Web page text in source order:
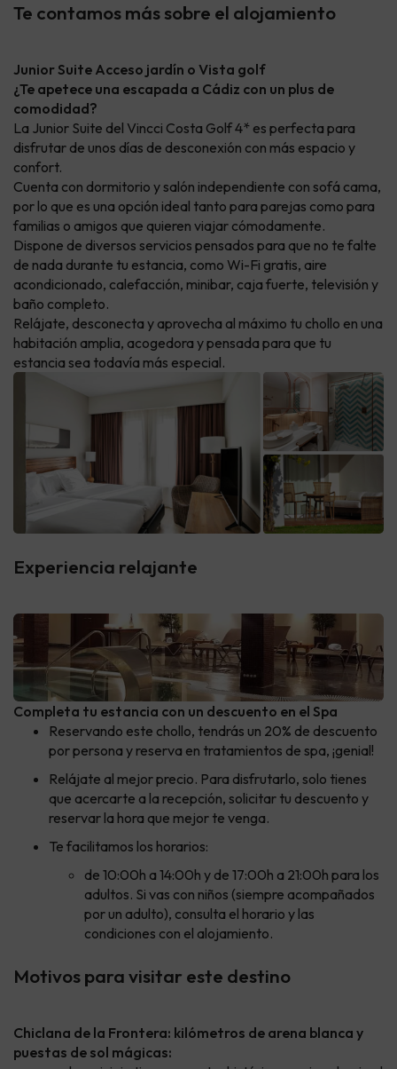
Te contamos más sobre el alojamiento
Junior Suite Acceso jardín o Vista golf
¿Te apetece una escapada a Cádiz con un plus de
comodidad?
La Junior Suite del Vincci Costa Golf 4* es perfecta para
disfrutar de unos días de desconexión con más espacio y
confort.
Cuenta con dormitorio y salón independiente con sofá cama,
por lo que es una opción ideal tanto para parejas como para
familias o amigos que quieren viajar cómodamente.
Dispone de diversos servicios pensados para que no te falte
de nada durante tu estancia, como Wi-Fi gratis, aire
acondicionado, calefacción, minibar, caja fuerte, televisión y
baño completo.
Relájate, desconecta y aprovecha al máximo tu chollo en una
habitación amplia, acogedora y pensada para que tu
estancia sea todavía más especial.
Experiencia relajante
Completa tu estancia con un descuento en el Spa
Reservando este chollo, tendrás un 20% de descuento
por persona y reserva en tratamientos de spa, ¡genial!
Relájate al mejor precio. Para disfrutarlo, solo tienes
que acercarte a la recepción, solicitar tu descuento y
reservar la hora que mejor te venga.
Te facilitamos los horarios:
de 10:00h a 14:00h y de 17:00h a 21:00h para los
adultos. Si vas con niños (siempre acompañados
por un adulto), consulta el horario y las
condiciones con el alojamiento.
Motivos para visitar este destino
Chiclana de la Frontera: kilómetros de arena blanca y
puestas de sol mágicas: